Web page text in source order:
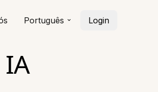
Português Login